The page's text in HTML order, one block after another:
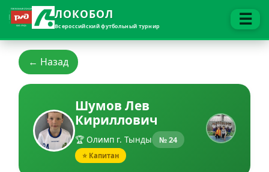
ЛОКОБОЛ
Всероссийский футбольный турнир ☰
← Назад
Шумов Лев
Кириллович
🏆 Олимп г. Тынды № 24
⭐ Капитан